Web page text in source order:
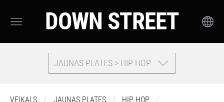
DOWN STREET
JAUNAS PLATES > HIP HOP
VEIKALS JAUNAS PLATES
HIP HOP